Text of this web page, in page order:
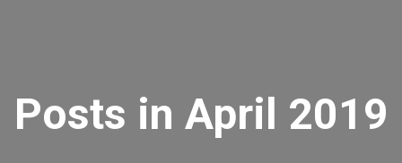
Posts in April 2019